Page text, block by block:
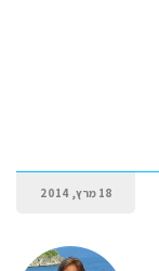
18 מרץ, 2014